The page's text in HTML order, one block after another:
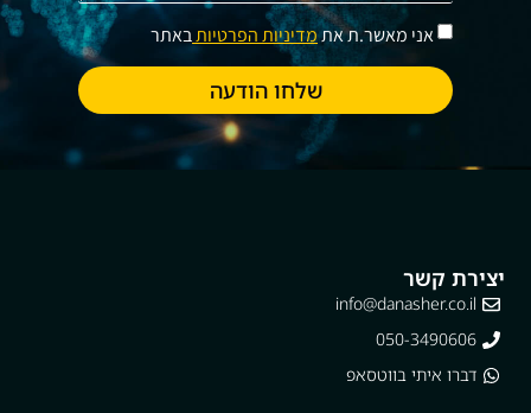
אני מאשר.ת אתמדיניות הפרטיותבאתר
שלחו הודעה
יצירת קשר
info@danasher.co.il
050-3490606
דברו איתי בווטסאפ